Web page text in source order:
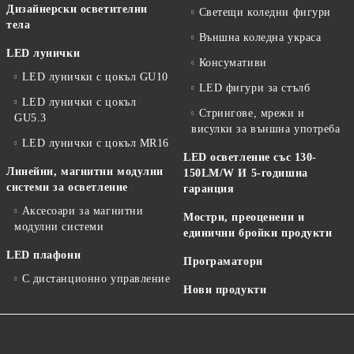
Дизайнерски осветителни
тела
LED лунички
LED лунички с цокъл GU10
LED лунички с цокъл
GU5.3
LED лунички с цокъл MR16
Линейни, магнитни модулни
системи за осветление
Аксесоари за магнитни
модулни системи
LED плафони
С дистанционно управление
Светещи коледни фигури
Външна коледна украса
Консумативи
LED фигури за стълб
Стрингове, мрежи и
висулки за външна употреба
LED осветление със 130-
150LM/W И 5-годишна
гаранция
Мостри, преоценени и
единични бройки продукти
Програматори
Нови продукти